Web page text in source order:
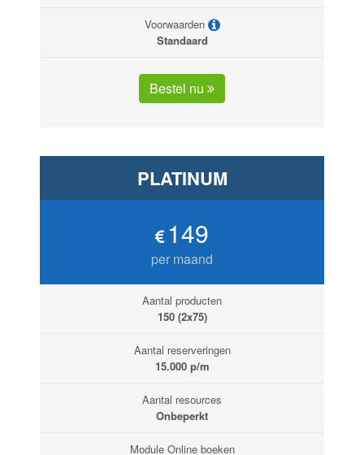
Voorwaarden
Standaard
Bestel nu
PLATINUM
149
per maand
Aantal producten
150 (2x75)
Aantal reserveringen
15.000 p/m
Aantal resources
Onbeperkt
Module Online boeken